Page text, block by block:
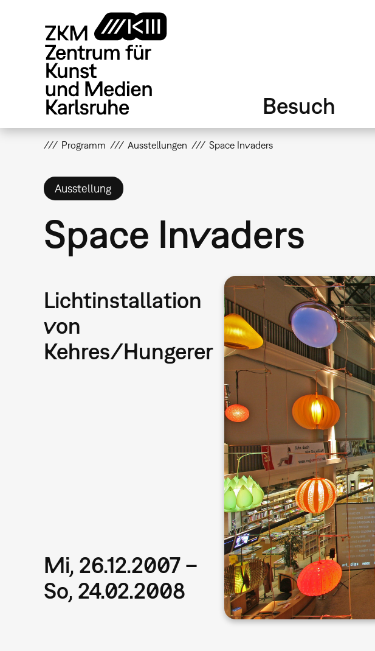
Besuch
Programm Ausstellungen Space Invaders
Ausstellung
Space Invaders
Lichtinstallation
von
Kehres/Hungerer
Mi, 26.12.2007 –
So, 24.02.2008